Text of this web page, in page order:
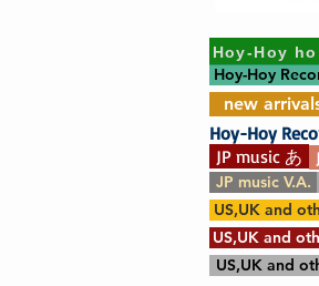
Hoy-Hoy
Hoy-Hoy
new
JP music あ
JP music V.A.
US,UK and
US,UK and
US,UK and
Hoy-Hoy